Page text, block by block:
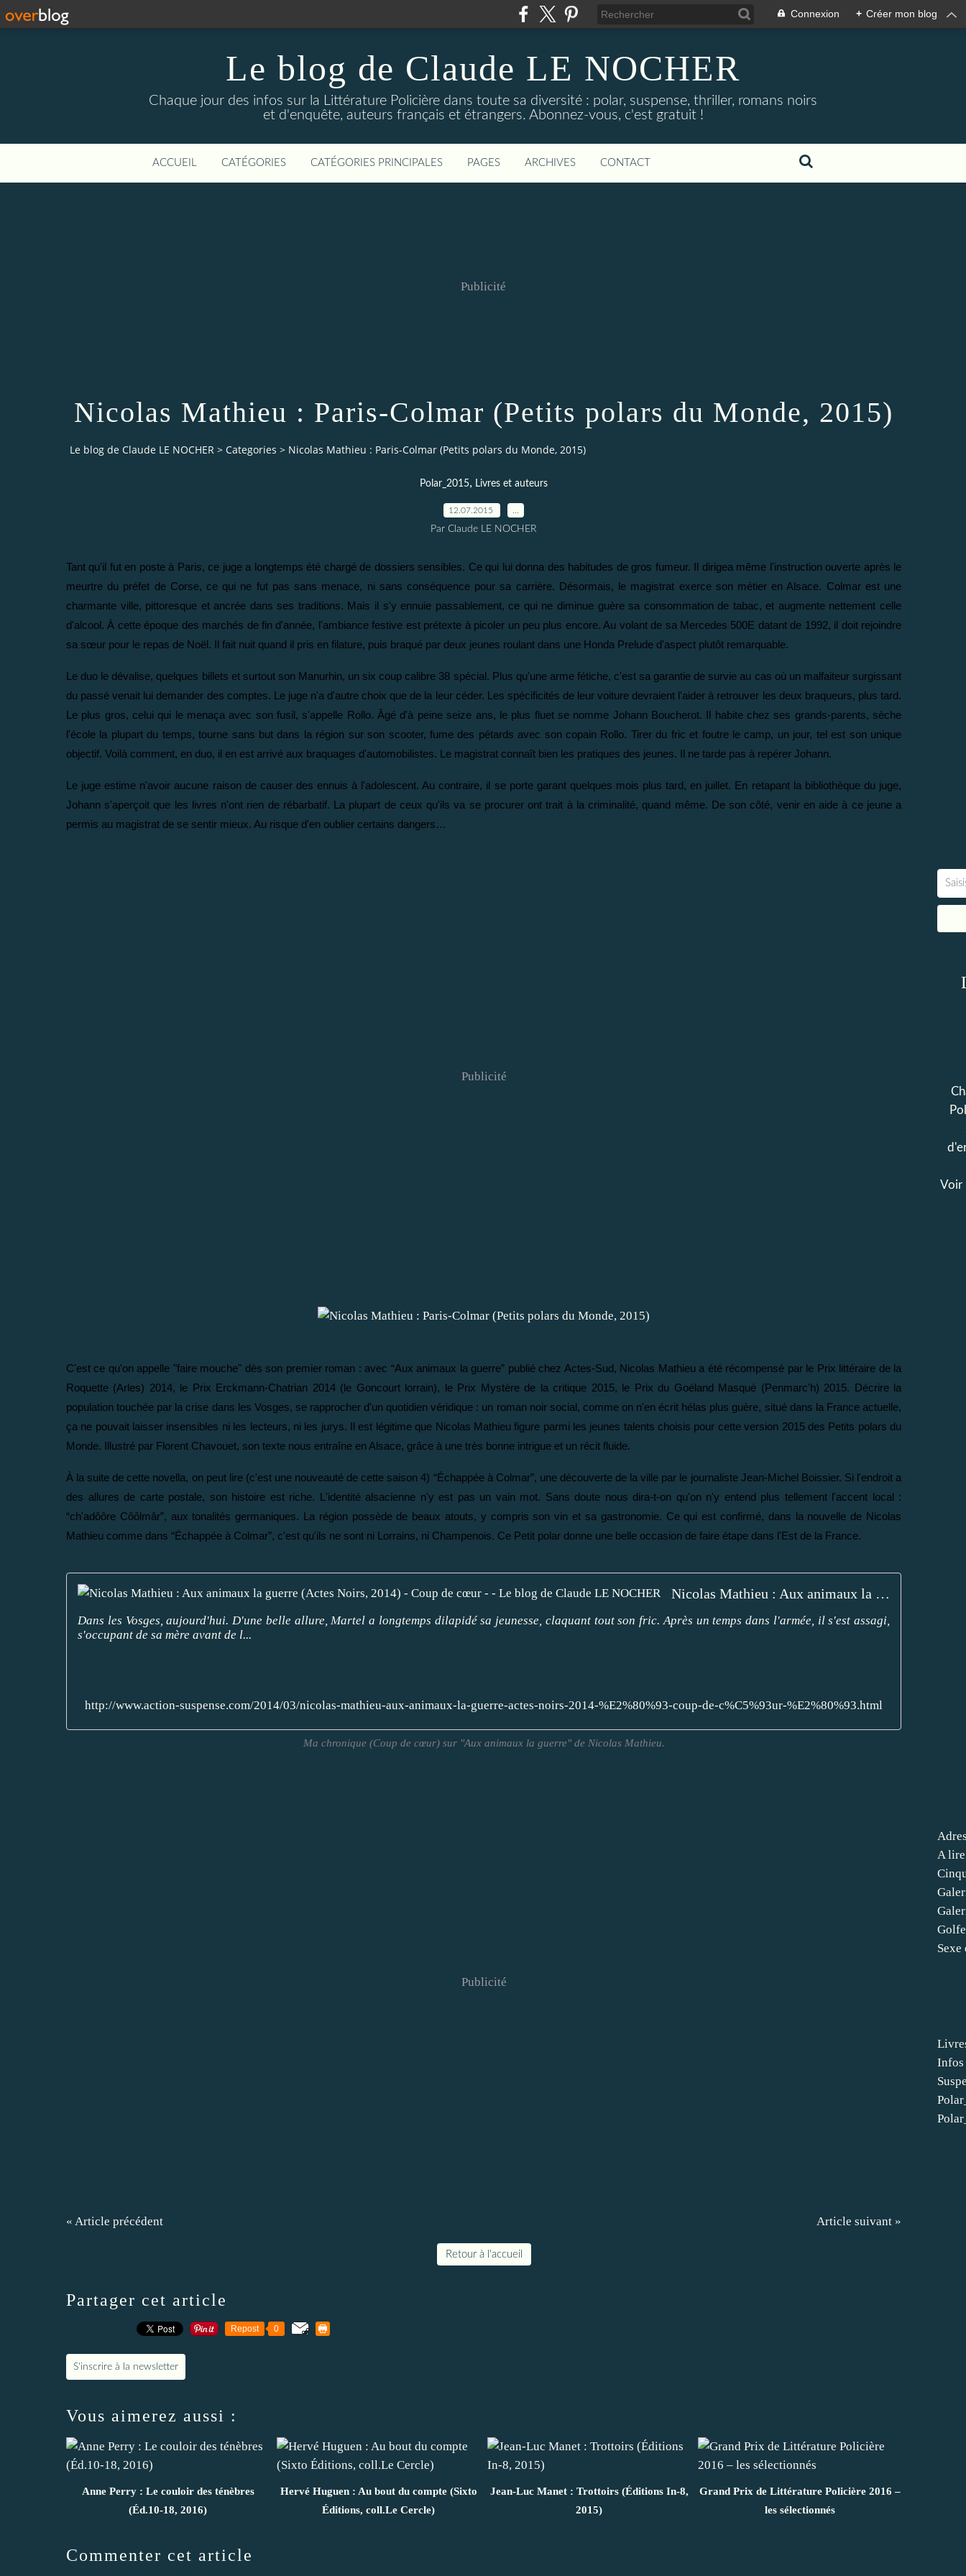
Connexion + Créer mon blog
Le blog de Claude LE NOCHER
Chaque jour des infos sur la Littérature Policière dans toute sa diversité : polar, suspense, thriller, romans noirs
et d'enquête, auteurs français et étrangers. Abonnez-vous, c'est gratuit !
ACCUEIL CATÉGORIES CATÉGORIES PRINCIPALES PAGES ARCHIVES CONTACT
Publicité
Nicolas Mathieu : Paris-Colmar (Petits polars du Monde, 2015)
Le blog de Claude LE NOCHER > Categories > Nicolas Mathieu : Paris-Colmar (Petits polars du Monde, 2015)
Polar_2015, Livres et auteurs
12.07.2015
Par Claude LE NOCHER
Tant qu'il fut en poste à Paris, ce juge a longtemps été chargé de dossiers sensibles. Ce qui lui donna des habitudes de gros fumeur. Il dirigea même l'instruction ouverte après le
meurtre du préfet de Corse, ce qui ne fut pas sans menace, ni sans conséquence pour sa carrière. Désormais, le magistrat exerce son métier en Alsace. Colmar est une
charmante ville, pittoresque et ancrée dans ses traditions. Mais il s'y ennuie passablement, ce qui ne diminue guère sa consommation de tabac, et augmente nettement celle
d'alcool. À cette époque des marchés de fin d'année, l'ambiance festive est prétexte à picoler un peu plus encore. Au volant de sa Mercedes 500E datant de 1992, il doit rejoindre
sa sœur pour le repas de Noël. Il fait nuit quand il pris en filature, puis braqué par deux jeunes roulant dans une Honda Prelude d'aspect plutôt remarquable.
Le duo le dévalise, quelques billets et surtout son Manurhin, un six coup calibre 38 spécial. Plus qu'une arme fétiche, c'est sa garantie de survie au cas où un malfaiteur surgissant
du passé venait lui demander des comptes. Le juge n'a d'autre choix que de la leur céder. Les spécificités de leur voiture devraient l'aider à retrouver les deux braqueurs, plus tard.
Le plus gros, celui qui le menaça avec son fusil, s'appelle Rollo. Âgé d'à peine seize ans, le plus fluet se nomme Johann Boucherot. Il habite chez ses grands-parents, sèche
l'école la plupart du temps, tourne sans but dans la région sur son scooter, fume des pétards avec son copain Rollo. Tirer du fric et foutre le camp, un jour, tel est son unique
objectif. Voilà comment, en duo, il en est arrivé aux braquages d'automobilistes. Le magistrat connaît bien les pratiques des jeunes. Il ne tarde pas à repérer Johann.
Le juge estime n'avoir aucune raison de causer des ennuis à l'adolescent. Au contraire, il se porte garant quelques mois plus tard, en juillet. En retapant la bibliothèque du juge,
Johann s'aperçoit que les livres n'ont rien de rébarbatif. La plupart de ceux qu'ils va se procurer ont trait à la criminalité, quand même. De son côté, venir en aide à ce jeune a
permis au magistrat de se sentir mieux. Au risque d'en oublier certains dangers…
Publicité
C'est ce qu'on appelle "faire mouche" dès son premier roman : avec “Aux animaux la guerre” publié chez Actes-Sud, Nicolas Mathieu a été récompensé par le Prix littéraire de la
Roquette (Arles) 2014, le Prix Erckmann-Chatrian 2014 (le Goncourt lorrain), le Prix Mystère de la critique 2015, le Prix du Goéland Masqué (Penmarc'h) 2015. Décrire la
population touchée par la crise dans les Vosges, se rapprocher d'un quotidien véridique : un roman noir social, comme on n'en écrit hélas plus guère, situé dans la France actuelle,
ça ne pouvait laisser insensibles ni les lecteurs, ni les jurys. Il est légitime que Nicolas Mathieu figure parmi les jeunes talents choisis pour cette version 2015 des Petits polars du
Monde. Illustré par Florent Chavouet, son texte nous entraîne en Alsace, grâce à une très bonne intrigue et un récit fluide.
À la suite de cette novella, on peut lire (c'est une nouveauté de cette saison 4) “Échappée à Colmar”, une découverte de la ville par le journaliste Jean-Michel Boissier. Si l'endroit a
des allures de carte postale, son histoire est riche. L'identité alsacienne n'y est pas un vain mot. Sans doute nous dira-t-on qu'on n'y entend plus tellement l'accent local :
“ch'adôôre Côôlmâr”, aux tonalités germaniques. La région possède de beaux atouts, y compris son vin et sa gastronomie. Ce qui est confirmé, dans la nouvelle de Nicolas
Mathieu comme dans “Échappée à Colmar”, c'est qu'ils ne sont ni Lorrains, ni Champenois. Ce Petit polar donne une belle occasion de faire étape dans l'Est de la France.
Nicolas Mathieu : Aux animaux la guerre (Actes Noirs, 2014) - Coup de cœur - - Le blog de Claude LE NOCHER
Dans les Vosges, aujourd'hui. D'une belle allure, Martel a longtemps dilapidé sa jeunesse, claquant tout son fric. Après un temps dans l'armée, il s'est assagi,
s'occupant de sa mère avant de l...
http://www.action-suspense.com/2014/03/nicolas-mathieu-aux-animaux-la-guerre-actes-noirs-2014-%E2%80%93-coup-de-c%C5%93ur-%E2%80%93.html
Ma chronique (Coup de cœur) sur "Aux animaux la guerre" de Nicolas Mathieu.
Publicité
« Article précédent Article suivant »
Retour à l'accueil
Partager cet article
Repost 0
S'inscrire à la newsletter
Vous aimerez aussi :
Anne Perry : Le couloir des ténèbres
(Éd.10-18, 2016)
Hervé Huguen : Au bout du compte (Sixto
Éditions, coll.Le Cercle)
Jean-Luc Manet : Trottoirs (Éditions In-8,
2015)
Grand Prix de Littérature Policière 2016 –
les sélectionnés
Commenter cet article
Infos
A lire
Sexe
Voir